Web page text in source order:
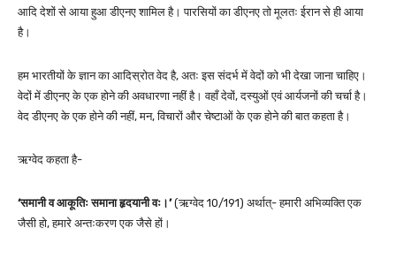
आदि देशों से आया हुआ डीएनए शामिल है। पारसियों का डीएनए तो मूलतः ईरान से ही आया
है।
हम भारतीयों के ज्ञान का आदिस्रोत वेद है, अतः इस संदर्भ में वेदों को भी देखा जाना चाहिए।
वेदों में डीएनए के एक होने की अवधारणा नहीं है। वहाँ देवों, दस्युओं एवं आर्यजनों की चर्चा है।
वेद डीएनए के एक होने की नहीं, मन, विचारों और चेष्टाओं के एक होने की बात कहता है।
ऋग्वेद कहता है-
‘समानी व आकूतिः समाना हृदयानी वः।’(ऋग्वेद 10/191) अर्थात्- हमारी अभिव्यक्ति एक
जैसी हो, हमारे अन्तःकरण एक जैसे हों।